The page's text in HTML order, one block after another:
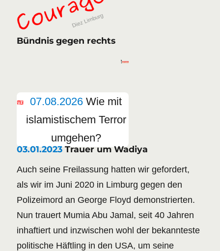
Bündnis gegen rechts
07.08.2026 Wie mit
islamistischem Terror
umgehen?
03.01.2023 Trauer um Wadiya
Auch seine Freilassung hatten wir gefordert,
als wir im Juni 2020 in Limburg gegen den
Polizeimord an George Floyd demonstrierten.
Nun trauert Mumia Abu Jamal, seit 40 Jahren
inhaftiert und inzwischen wohl der bekannteste
politische Häftling in den USA, um seine